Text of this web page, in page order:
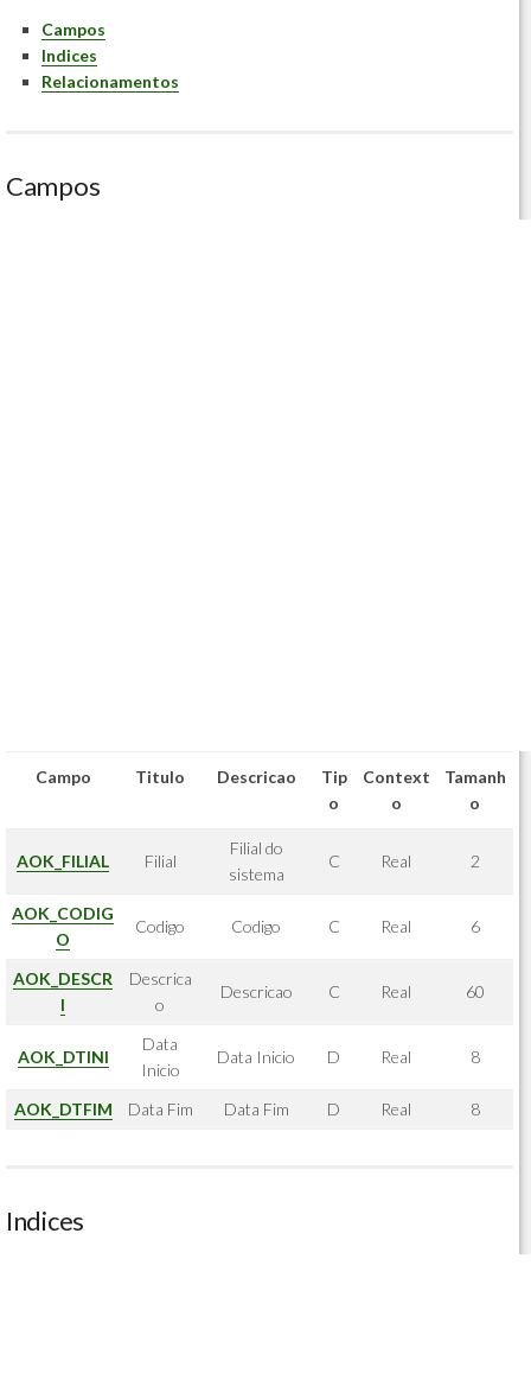
Campos
Indices
Relacionamentos
Campos
Campo Titulo Descricao
Tip
o
Context
o
Tamanh
o
AOK_FILIAL Filial
Filial do
sistema
C Real 2
AOK_CODIG
O
Codigo Codigo C Real 6
AOK_DESCR
I
Descrica
o
Descricao C Real 60
AOK_DTINI
Data
Inicio
Data Inicio D Real 8
AOK_DTFIM Data Fim Data Fim D Real 8
Indices